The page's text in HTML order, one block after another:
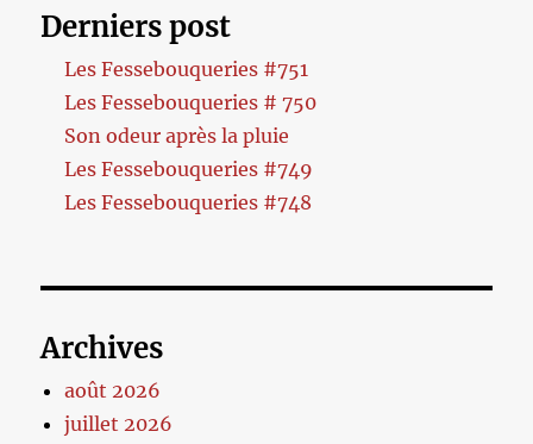
Derniers post
Les Fessebouqueries #751
Les Fessebouqueries # 750
Son odeur après la pluie
Les Fessebouqueries #749
Les Fessebouqueries #748
Archives
août 2026
juillet 2026